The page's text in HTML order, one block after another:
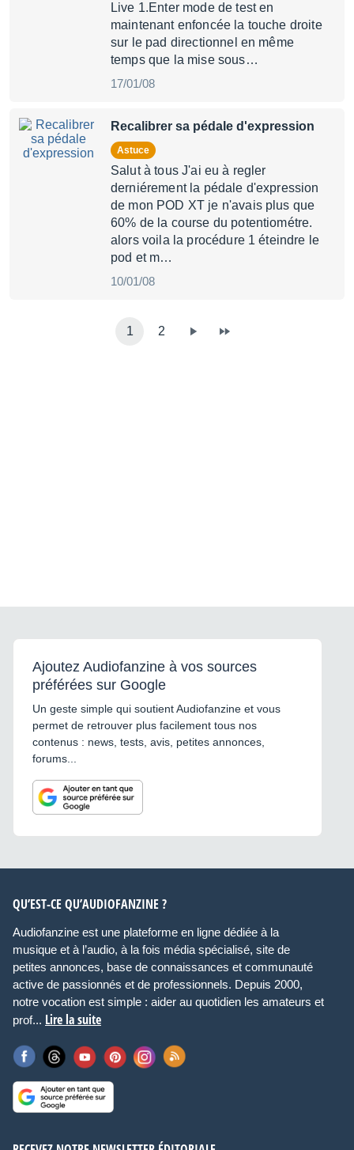
Live 1.Enter mode de test en
maintenant enfoncée la touche droite
sur le pad directionnel en même
temps que la mise sous…
17/01/08
Recalibrer sa pédale d'expression
Astuce
Salut à tous J'ai eu à regler
derniérement la pédale d'expression
de mon POD XT je n'avais plus que
60% de la course du potentiométre.
alors voila la procédure 1 éteindre le
pod et m…
10/01/08
1 2
Ajoutez Audiofanzine à vos sources
préférées sur Google
Un geste simple qui soutient Audiofanzine et vous
permet de retrouver plus facilement tous nos
contenus : news, tests, avis, petites annonces,
forums...
QU’EST-CE QU’AUDIOFANZINE ?
Audiofanzine est une plateforme en ligne dédiée à la
musique et à l’audio, à la fois média spécialisé, site de
petites annonces, base de connaissances et communauté
active de passionnés et de professionnels. Depuis 2000,
notre vocation est simple : aider au quotidien les amateurs et
prof... Lire la suite